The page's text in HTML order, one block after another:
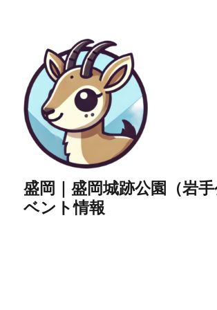
盛岡｜盛岡城跡公園（岩
ベント情報